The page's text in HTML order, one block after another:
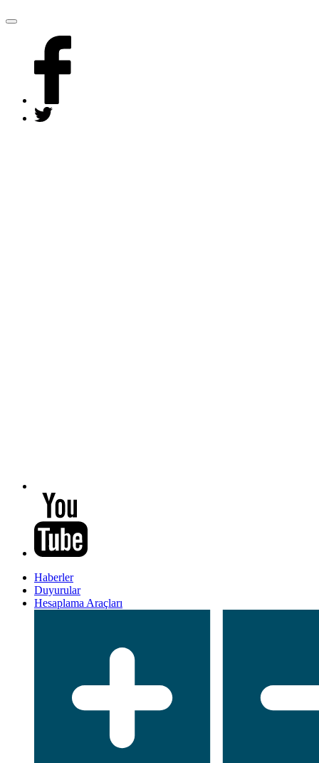
Haberler
Duyurular
Hesaplama Araçları